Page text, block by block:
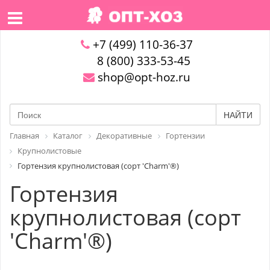
+7 (499) 110-36-37
8 (800) 333-53-45
shop@opt-hoz.ru
НАЙТИ
Главная Каталог Декоративные
Гортензии
Крупнолистовые
Гортензия крупнолистовая (сорт 'Charm'®)
Гортензия
крупнолистовая (сорт
'Charm'®)